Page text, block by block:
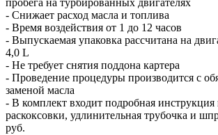
пробега на турбированных двигателях
- Снижает расход масла и топлива
- Время воздействия от 1 до 12 часов
- Выпускаемая упаковка рассчитана на
4,0 L
- Не требует снятия поддона картера
- Проведение процедуры производится с
заменой масла
- В комплект входит подробная
раскоксовки, удлинительная трубочка и
руб.